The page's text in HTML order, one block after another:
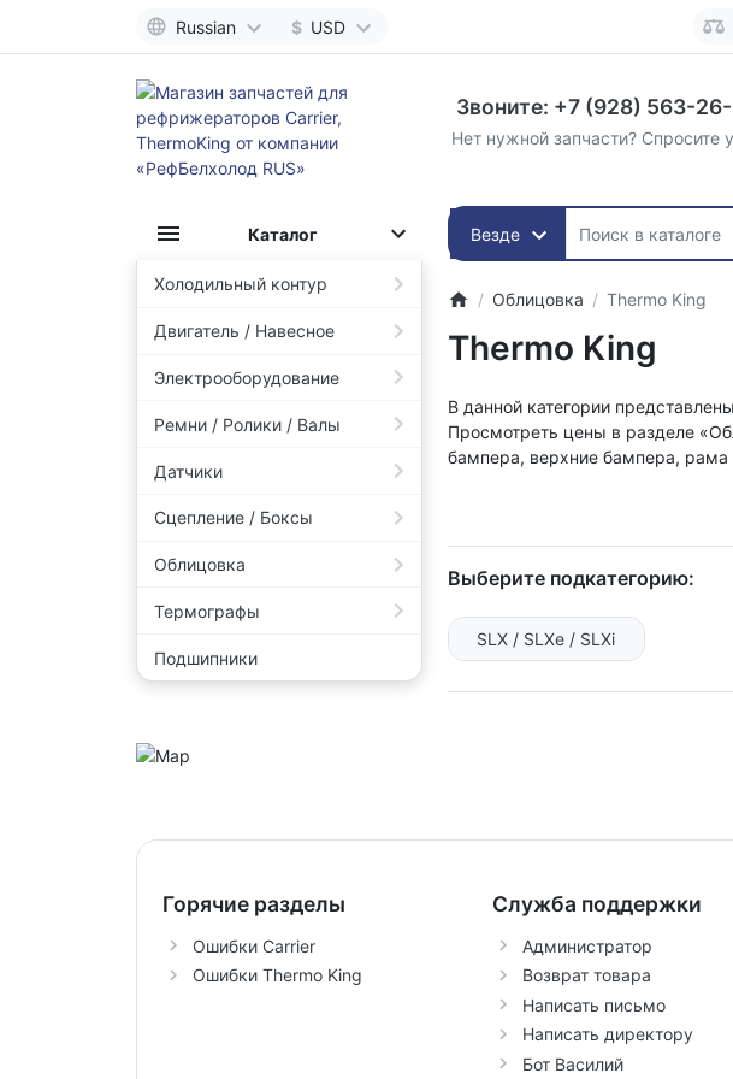
Russian $ USD
Звоните: +7 (928) 563-
Нет нужной запчасти? Спросите
Везде
Каталог
Холодильный контур
Двигатель / Навесное
Электрооборудование
Ремни / Ролики / Валы
Датчики
Сцепление / Боксы
Облицовка
Термографы
Подшипники
Облицовка Thermo King
Thermo King
В данной категории
Просмотреть цены в разделе
бампера, верхние бампера, рама
Выберите подкатегорию:
SLX / SLXe / SLXi
Горячие разделы
Ошибки Carrier
Ошибки Thermo King
Служба поддержки
Администратор
Возврат товара
Написать письмо
Написать директору
Бот Василий